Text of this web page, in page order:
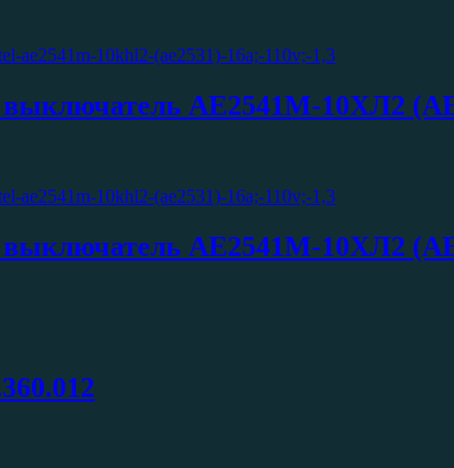
АЕ2541М-10ХЛ2
АЕ2541М-10ХЛ2